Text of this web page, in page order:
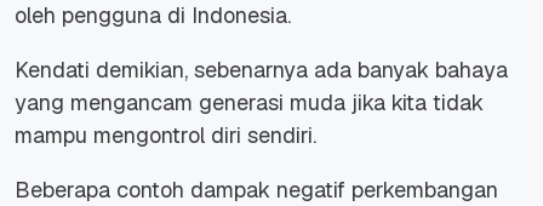
oleh pengguna di Indonesia.
Kendati demikian, sebenarnya ada banyak bahaya
yang mengancam generasi muda jika kita tidak
mampu mengontrol diri sendiri.
Beberapa contoh dampak negatif perkembangan